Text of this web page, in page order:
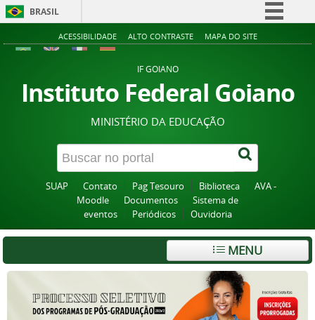
BRASIL
Simplifique!
Acesso à informação
Legislação
Canais
ACESSIBILIDADE ALTO CONTRASTE MAPA DO SITE
IF GOIANO
Instituto Federal Goiano
MINISTÉRIO DA EDUCAÇÃO
SUAP Contato Pag Tesouro Biblioteca
AVA -
Moodle
Documentos
Sistema de
eventos
Periódicos Ouvidoria
MENU